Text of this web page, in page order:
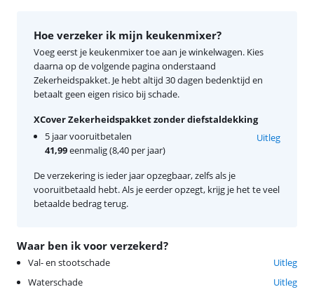
Waar ben ik voor verzekerd?
Val- en stootschade
Uitleg
Waterschade
Uitleg
Hoe verzeker ik mijn keukenmixer?
Voeg eerst je keukenmixer toe aan je winkelwagen. Kies
daarna op de volgende pagina onderstaand
Zekerheidspakket. Je hebt altijd 30 dagen bedenktijd en
betaalt geen eigen risico bij schade.
XCover Zekerheidspakket zonder diefstaldekking
5 jaar vooruitbetalen
41,99eenmalig (8,40 per jaar)
Uitleg
De verzekering is ieder jaar opzegbaar, zelfs als je
vooruitbetaald hebt. Als je eerder opzegt, krijg je het te veel
betaalde bedrag terug.